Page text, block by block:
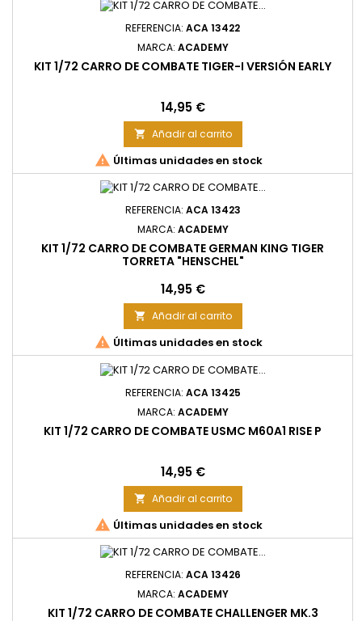
REFERENCIA: ACA 13422
MARCA: ACADEMY
KIT 1/72 CARRO DE COMBATE TIGER-I VERSIÓN EARLY
Precio
14,95 €
 Añadir al carrito
 Últimas unidades en stock
REFERENCIA: ACA 13423
MARCA: ACADEMY
KIT 1/72 CARRO DE COMBATE GERMAN KING TIGER
TORRETA "HENSCHEL"
Precio
14,95 €
 Añadir al carrito
 Últimas unidades en stock
REFERENCIA: ACA 13425
MARCA: ACADEMY
KIT 1/72 CARRO DE COMBATE USMC M60A1 RISE P
Precio
14,95 €
 Añadir al carrito
 Últimas unidades en stock
REFERENCIA: ACA 13426
MARCA: ACADEMY
KIT 1/72 CARRO DE COMBATE CHALLENGER MK.3